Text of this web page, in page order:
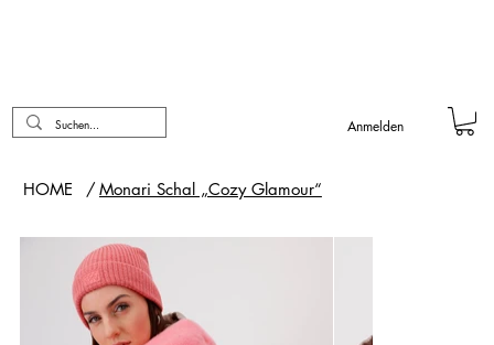
Anmelden
HOME / Monari Schal „Cozy Glamour“